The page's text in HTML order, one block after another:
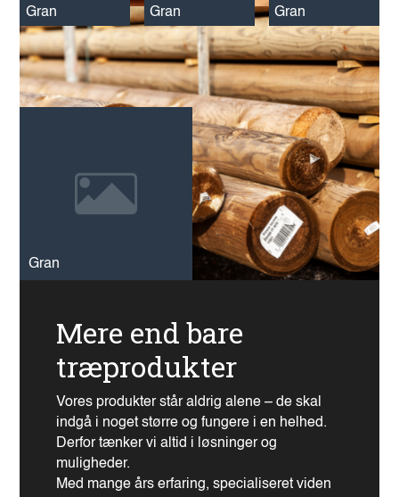
Gran
Gran Gran Gran
Gran
Mere end bare
træprodukter
Vores produkter står aldrig alene – de skal
indgå i noget større og fungere i en helhed.
Derfor tænker vi altid i løsninger og
muligheder.
Med mange års erfaring, specialiseret viden